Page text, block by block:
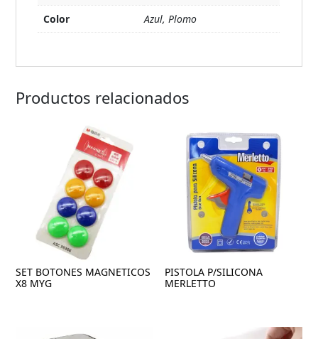
Color
Azul, Plomo
Productos relacionados
SET BOTONES MAGNETICOS
X8 MYG
PISTOLA P/SILICONA
MERLETTO